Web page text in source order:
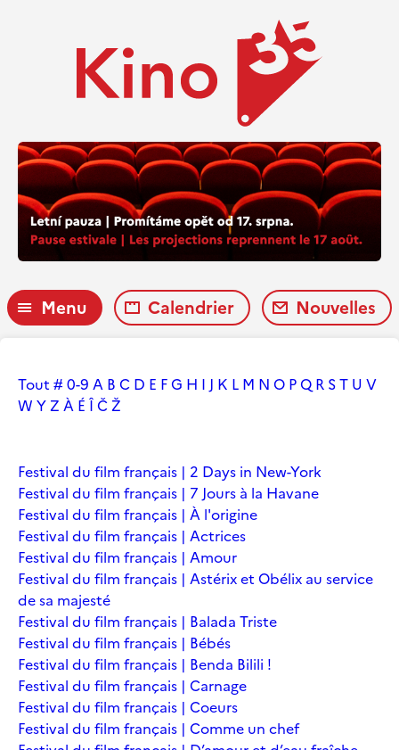
Menu Calendrier Nouvelles
Tout # 0-9 A B C D E FG H I J K L M N O PQ R ST U V
W YZ À É ÎČŽ
Festival du film français | 2 Days in New-York
Festival du film français | 7 Jours à la Havane
Festival du film français | À l'origine
Festival du film français | Actrices
Festival du film français | Amour
Festival du film français | Astérix et Obélix au service
de sa majesté
Festival du film français | Balada Triste
Festival du film français | Bébés
Festival du film français | Benda Bilili !
Festival du film français | Carnage
Festival du film français | Coeurs
Festival du film français | Comme un chef